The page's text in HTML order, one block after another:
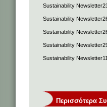
Sustainability
Sustainability
Sustainability
Sustainability
Sustainability
Περισσότερα